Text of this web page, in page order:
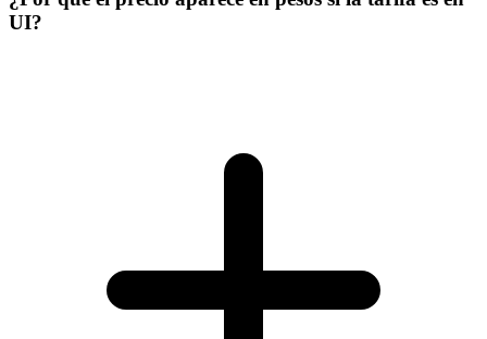
UI?